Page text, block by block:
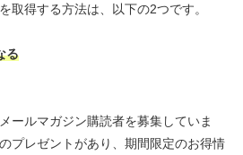
取得する方法は、以下の2つです。
る
ールマガジン購読者を募集していま
プレゼントがあり、期間限定のお得情